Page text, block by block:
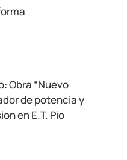
Obra “Nuevo
de potencia y
en E.T. Pio